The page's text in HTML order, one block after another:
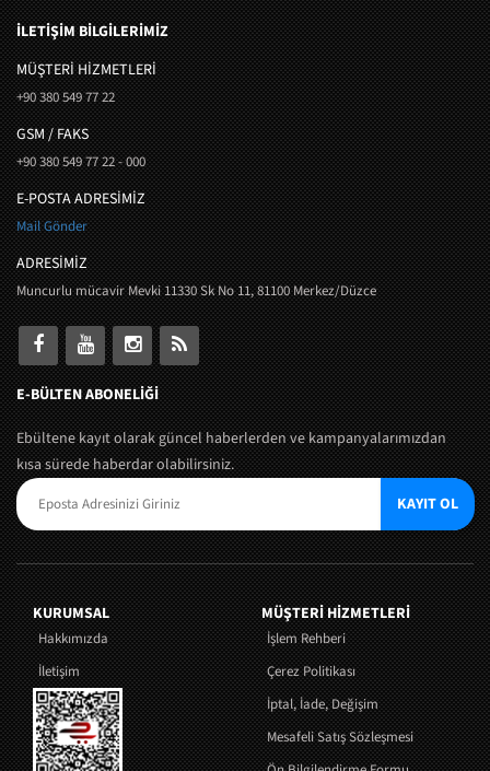
İLETİŞİM BİLGİLERİMİZ
MÜŞTERI HIZMETLERI
+90 380 549 77 22
GSM / FAKS
+90 380 549 77 22 - 000
E-POSTA ADRESİMİZ
Mail Gönder
ADRESİMİZ
Muncurlu mücavir Mevki 11330 Sk No 11, 81100 Merkez/Düzce
E-BÜLTEN ABONELİĞİ
Ebültene kayıt olarak güncel haberlerden ve kampanyalarımızdan
kısa sürede haberdar olabilirsiniz.
KAYIT OL
KURUMSAL
Hakkımızda
İletişim
MÜŞTERI HIZMETLERI
İşlem Rehberi
Çerez Politikası
İptal, İade, Değişim
Mesafeli Satış Sözleşmesi